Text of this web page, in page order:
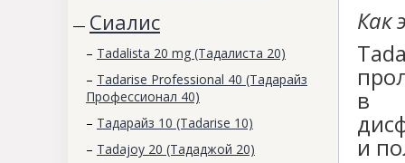
— Сиалис
– Tadalista 20 mg (Тадалиста 20)
– Tadarise Professional 40 (Тадарайз
Профессионал 40)
– Тадарайз 10 (Tadarise 10)
– Tadajoy 20 (Тададжой 20)
Как
в
и